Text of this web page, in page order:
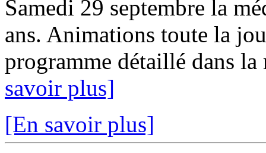
Samedi 29 septembre la
ans. Animations toute la
programme détaillé dans
savoir plus]
[En savoir plus]